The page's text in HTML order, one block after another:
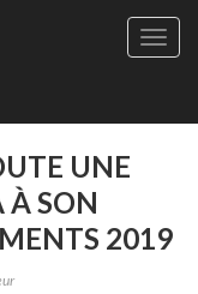
Site
seul
UNE
À SON
2019